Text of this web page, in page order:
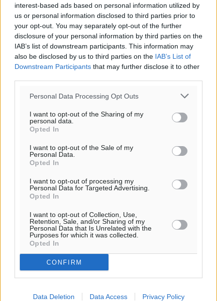
interest-based ads based on personal information utilized by
us or personal information disclosed to third parties prior to
your opt-out. You may separately opt-out of the further
disclosure of your personal information by third parties on the
IAB’s list of downstream participants. This information may
also be disclosed by us to third parties on the IAB’s List of
Downstream Participants that may further disclose it to other
Personal Data Processing Opt Outs
I want to opt-out of the Sharing of my
personal data.
Opted In
I want to opt-out of the Sale of my
Personal Data.
Opted In
I want to opt-out of processing my
Personal Data for Targeted Advertising.
Opted In
I want to opt-out of Collection, Use,
Retention, Sale, and/or Sharing of my
Personal Data that Is Unrelated with the
Purposes for which it was collected.
Opted In
CONFIRM
Data Deletion Data Access Privacy Policy
30°
ΚΥ
29°
ΔΕ
29°
ΤΡ